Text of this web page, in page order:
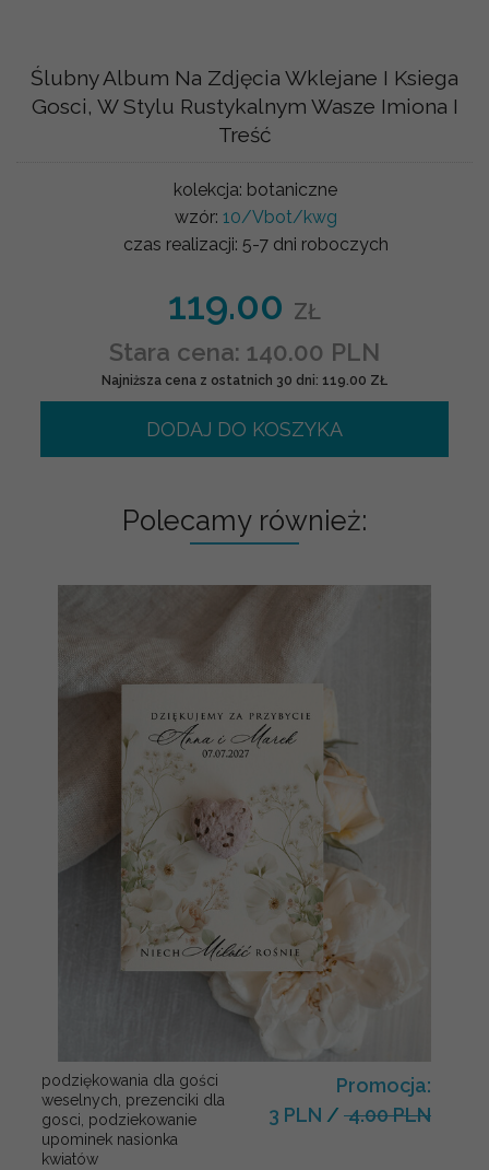
Ślubny Album Na Zdjęcia Wklejane I Ksiega
Gosci, W Stylu Rustykalnym Wasze Imiona I
Treść
kolekcja: botaniczne
wzór: 10/Vbot/kwg
czas realizacji: 5-7 dni roboczych
119.00 ZŁ
Stara cena: 140.00 PLN
Najniższa cena z ostatnich 30 dni: 119.00 ZŁ
DODAJ DO KOSZYKA
Polecamy również:
podziękowania dla gości
weselnych, prezenciki dla
gosci, podziekowanie
upominek nasionka
kwiatów
Promocja:
3 PLN / 4.00 PLN